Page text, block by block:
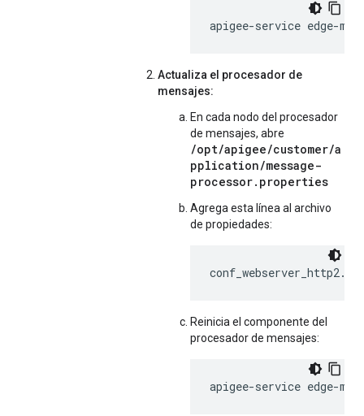
apigee-service edge-
Actualiza el procesador de
mensajes:
En cada nodo del procesador
de mensajes, abre
/opt/apigee/customer/a
pplication/message-
processor.properties
Agrega esta línea al archivo
de propiedades:
Reinicia el componente del
procesador de mensajes:
apigee-service edge-